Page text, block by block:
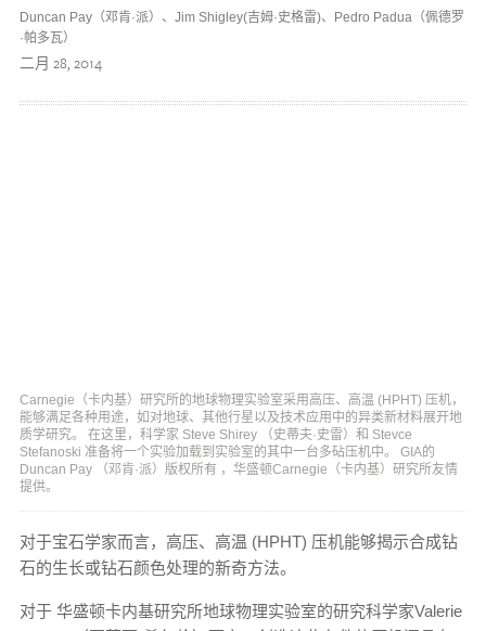
Duncan Pay（邓肯·派）、Jim Shigley(吉姆·史格雷)、Pedro Padua（佩德罗
·帕多瓦）
二月 28, 2014
Carnegie（卡内基）研究所的地球物理实验室采用高压、高温 (HPHT) 压机，
能够满足各种用途，如对地球、其他行星以及技术应用中的异类新材料展开地
质学研究。 在这里，科学家 Steve Shirey （史蒂夫·史雷）和 Stevce
Stefanoski 准备将一个实验加载到实验室的其中一台多砧压机中。 GIA的
Duncan Pay （邓肯·派）版权所有 ，华盛顿Carnegie（卡内基）研究所友情
提供。
对于宝石学家而言，高压、高温 (HPHT) 压机能够揭示合成钻
石的生长或钻石颜色处理的新奇方法。
对于 华盛顿卡内基研究所地球物理实验室的研究科学家Valerie